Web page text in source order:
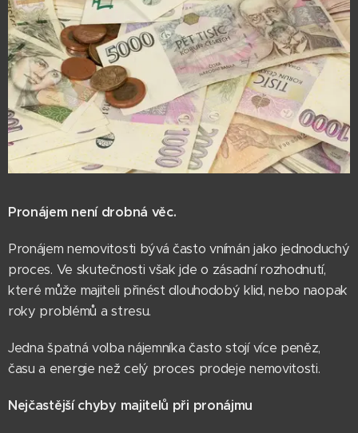
Pronájem není drobná věc.
Pronájem nemovitosti bývá často vnímán jako jednoduchý
proces. Ve skutečnosti však jde o zásadní rozhodnutí,
které může majiteli přinést dlouhodobý klid, nebo naopak
roky problémů a stresu.
Jedna špatná volba nájemníka často stojí více peněz,
času a energie než celý proces prodeje nemovitosti.
Nejčastější chyby majitelů při pronájmu